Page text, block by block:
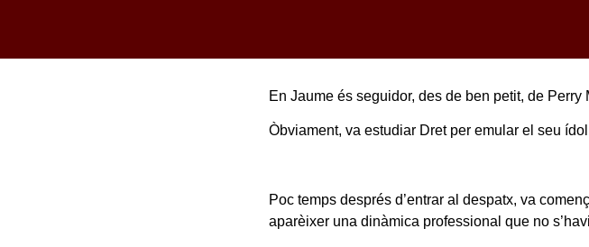
En Jaume és seguidor, des de ben petit, de Perry
Òbviament, va estudiar Dret per emular el seu
Poc temps després d’entrar al despatx, va
aparèixer una dinàmica professional que no